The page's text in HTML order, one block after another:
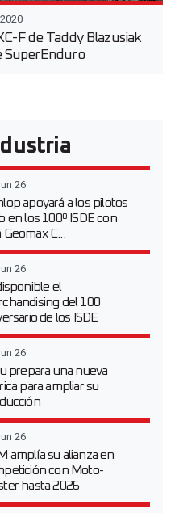
F de Taddy Blazusiak
SuperEnduro
26
apoyará a los pilotos
en los 100º ISDE con
C...
26
el
del 100
de los ISDE
26
prepara una nueva
para ampliar su
26
amplía su alianza en
con Moto-
hasta 2026